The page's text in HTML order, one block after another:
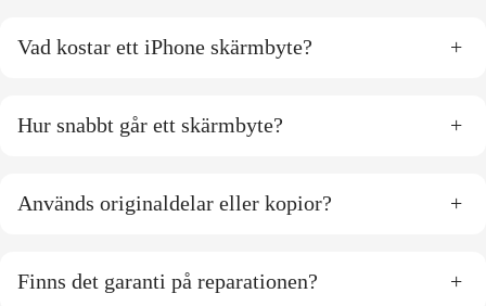
Vad kostar ett iPhone skärmbyte? +
Hur snabbt går ett skärmbyte? +
Används originaldelar eller kopior? +
Finns det garanti på reparationen? +